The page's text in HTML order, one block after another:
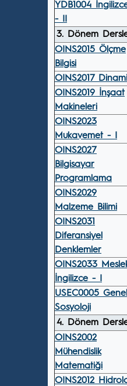
YDB1004
- II
3. Dönem
OINS2015 Ölçme
Bilgisi
OINS2017
OINS2019 İnşaat
Makineleri
OINS2023
Mukavemet - I
OINS2027
Bilgisayar
Programlama
OINS2029
Malzeme Bilimi
OINS2031
Diferansiyel
Denklemler
OINS2033
İngilizce - I
USEC0005 Genel
Sosyoloji
4. Dönem
OINS2002
Mühendislik
Matematiği
OINS2012